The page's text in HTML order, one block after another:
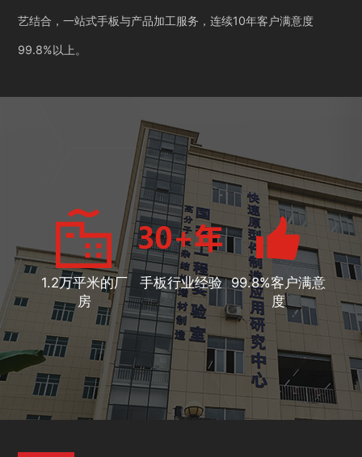
艺结合，一站式手板与产品加工服务，连续10年客户满意度
99.8%以上。
1.2万平米的厂
房
手板行业经验 99.8%客户满意
度